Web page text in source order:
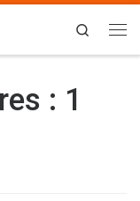
Search
: 1